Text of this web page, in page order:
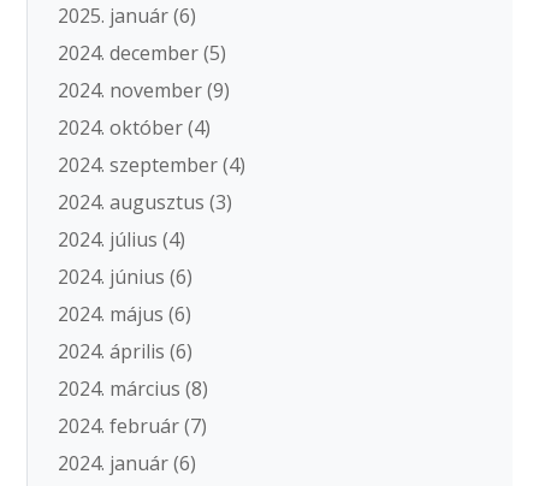
2025. január(6)
2024. december(5)
2024. november(9)
2024. október(4)
2024. szeptember(4)
2024. augusztus (3)
2024. július (4)
2024. június (6)
2024. május (6)
2024. április (6)
2024. március (8)
2024. február(7)
2024. január(6)